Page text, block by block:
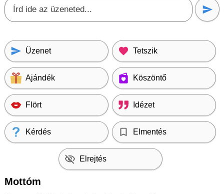
Üzenet Tetszik
Ajándék Köszöntő
Flört Idézet
Kérdés Elmentés
Elrejtés
Mottóm